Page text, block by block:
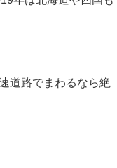
道路でまわるなら絶